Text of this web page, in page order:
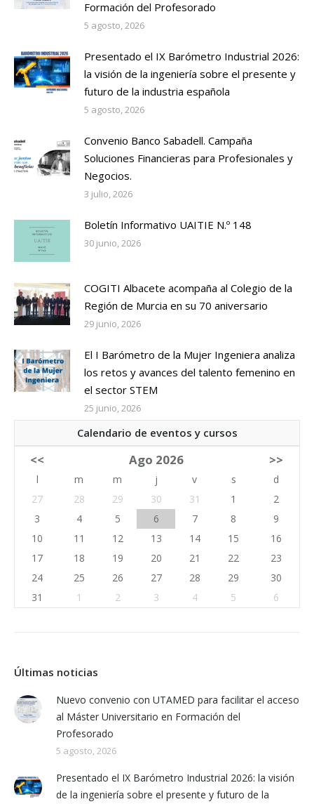
Formación del Profesorado
5 agosto, 2026
Presentado el IX Barómetro Industrial 2026:
la visión de la ingeniería sobre el presente y
futuro de la industria española
5 agosto, 2026
Convenio Banco Sabadell. Campaña
Soluciones Financieras para Profesionales y
Negocios.
3 julio, 2026
Boletín Informativo UAITIE N.º 148
30 junio, 2026
COGITI Albacete acompaña al Colegio de la
Región de Murcia en su 70 aniversario
29 junio, 2026
El I Barómetro de la Mujer Ingeniera analiza
los retos y avances del talento femenino en
el sector STEM
25 junio, 2026
Calendario de eventos y cursos
<< Ago 2026 >>
l m m j v s
d
27
28 29 30 31 1
2
3
4 5 6 7 8
9
10
11 12 13 14 15
16
17
18 19 20 21 22
23
24
25 26 27 28 29
30
31
1 2 3 4 5 6
Últimas noticias
Nuevo convenio con UTAMED para facilitar el acceso
al Máster Universitario en Formación del
Profesorado
5 agosto, 2026
Presentado el IX Barómetro Industrial 2026: la visión
de la ingeniería sobre el presente y futuro de la